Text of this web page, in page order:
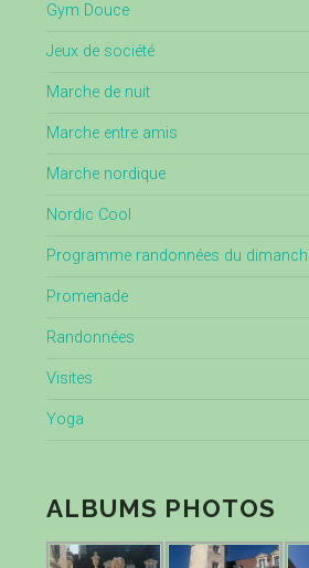
Gym Douce
Jeux de société
Marche de nuit
Marche entre amis
Marche nordique
Nordic Cool
Programme randonnées du
Promenade
Randonnées
Visites
Yoga
ALBUMS PHOTOS